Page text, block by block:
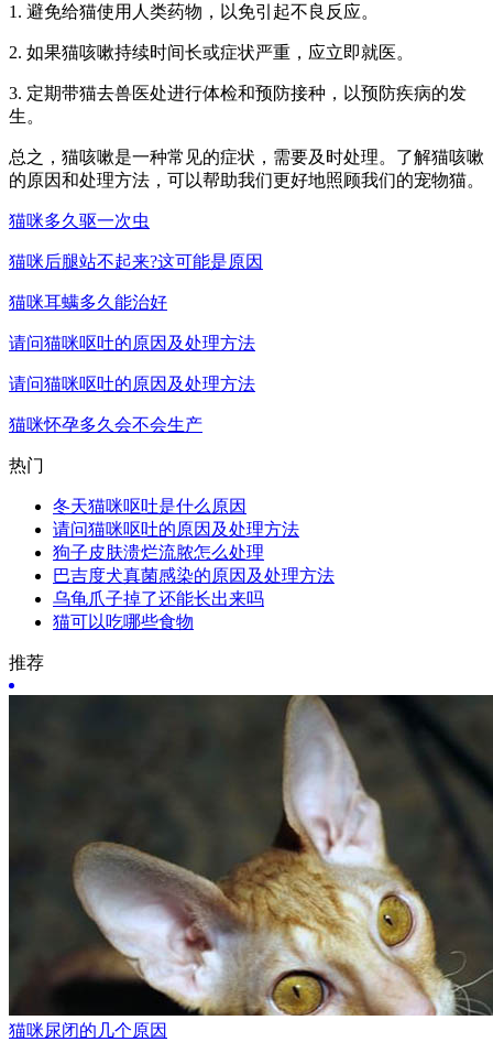
1. 避免给猫使用人类药物，以免引起不良反应。
2. 如果猫咳嗽持续时间长或症状严重，应立即就医。
3. 定期带猫去兽医处进行体检和预防接种，以预防疾病的发
生。
总之，猫咳嗽是一种常见的症状，需要及时处理。了解猫咳嗽
的原因和处理方法，可以帮助我们更好地照顾我们的宠物猫。
猫咪多久驱一次虫
猫咪后腿站不起来?这可能是原因
猫咪耳螨多久能治好
请问猫咪呕吐的原因及处理方法
请问猫咪呕吐的原因及处理方法
猫咪怀孕多久会不会生产
热门
冬天猫咪呕吐是什么原因
请问猫咪呕吐的原因及处理方法
狗子皮肤溃烂流脓怎么处理
巴吉度犬真菌感染的原因及处理方法
乌龟爪子掉了还能长出来吗
猫可以吃哪些食物
推荐
猫咪尿闭的几个原因